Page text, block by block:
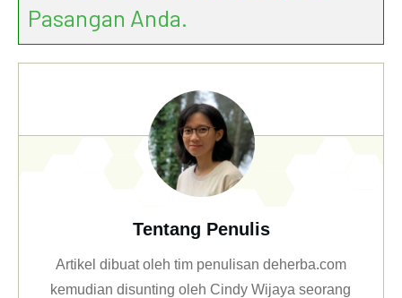
Pasangan Anda.
Tentang Penulis
Artikel dibuat oleh tim penulisan deherba.com
kemudian disunting oleh Cindy Wijaya seorang